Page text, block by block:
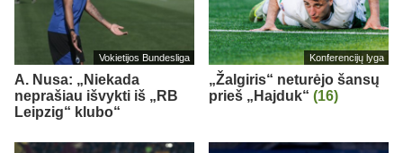
Vokietijos Bundesliga
A. Nusa: „Niekada
neprašiau išvykti iš „RB
Leipzig“ klubo“
Konferencijų lyga
„Žalgiris“ neturėjo šansų
prieš „Hajduk“ (16)